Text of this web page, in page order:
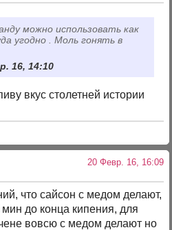
можно использовать как
угодно . Моль гонять в
16, 14:10
вкус столетней истории
20 Февр. 16, 16:09
что сайсон с медом делают,
до конца кипения, для
вовсю с медом делают но